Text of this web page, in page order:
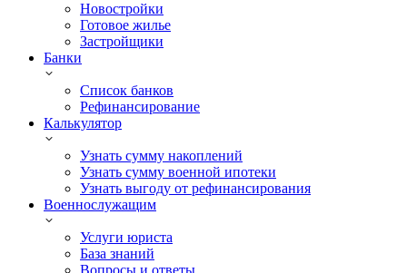
Новостройки
Готовое жилье
Застройщики
Банки
Список банков
Рефинансирование
Калькулятор
Узнать сумму накоплений
Узнать сумму военной ипотеки
Узнать выгоду от рефинансирования
Военнослужащим
Услуги юриста
База знаний
Вопросы и ответы